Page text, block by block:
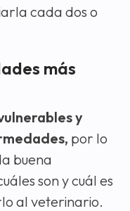
cada dos o
más
y
por lo
buena
son y cuál es
al veterinario.